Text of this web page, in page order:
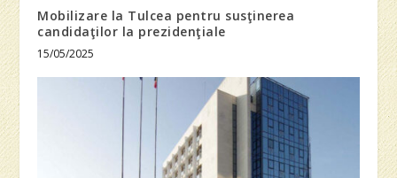
Mobilizare la Tulcea pentru susţinerea
candidaţilor la prezidenţiale
15/05/2025